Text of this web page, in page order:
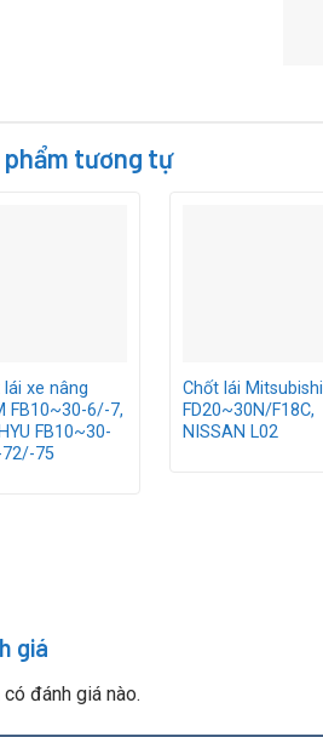
phẩm tương tự
lái xe nâng
FB10~30-6/-7,
FB10~30-
75
Chốt lái Mitsubishi
FD20~30N/F18C,
NISSAN L02
giá
có đánh giá nào.